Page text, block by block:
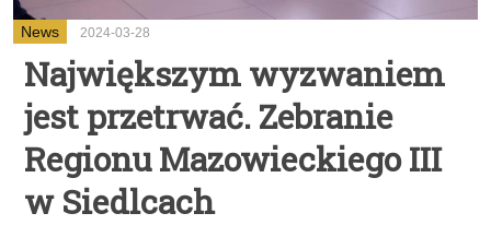
News 2024-03-28
Największym wyzwaniem
jest przetrwać. Zebranie
Regionu Mazowieckiego III
w Siedlcach